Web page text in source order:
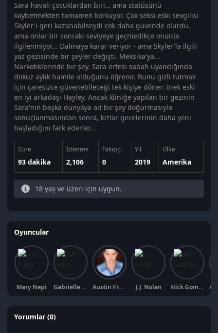
Sara havalı çocuklardan biri… ama statüsünü
kaybetmekten tamamen korkuyor. Çok seksi eski sevgilisi
Skyler'ı geri kazanabilseydi çok daha güvende olurdu,
ama onlar bir sonraki seviyeye geçmedikçe onunla
ilgilenmiyor... Dalmaya karar veriyor - ama Skyler'la ilgili
yaz gezisinde bir şeyler değişti. Meksika'ya...
Narkotiklerinde bir şey. Sara ertesi sabah uyandığında
dokuz aylık hamile olduğunu öğrenir. Bunu gizli tutmak
için çaresizce güvenebileceği tek kişiye döner: inek eski
en iyi arkadaşı Hayley. Ancak kliniğe yapılan bir gezinin
Sara'nın başka dünyaya ait bir şey doğurmasıyla
sonuçlanmasından sonra, kızlar gecelerinin daha yeni
başladığını fark ederler...
Süre
93 dakika
İzlenme
2,106
Takipçi
0
Yıl
2019
Ülke
Amerika
18 yaş ve üzeri için uygun.
Oyuncular
Mary Nepi Gabrielle Elyse Austin Fryberger J.J. Nolan Nick Gomez
Yorumlar (0)